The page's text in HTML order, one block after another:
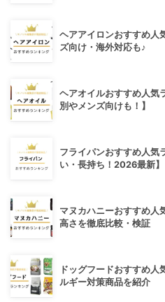
ヘアアイロンおすすめ人
ズ向け・海外対応も♪
ヘアオイルおすすめ人気
別やメンズ向けも！】
フライパンおすすめ人気
い・長持ち！2026最新】
マヌカハニーおすすめ人
高さを徹底比較・検証
ドッグフードおすすめ
ルギー対策商品を紹介